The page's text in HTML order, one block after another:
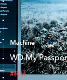
Machine
WD My
#科技